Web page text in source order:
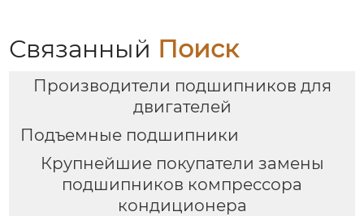
Связанный Поиск
Производители подшипников для
двигателей
Подъемные подшипники
Крупнейшие покупатели замены
подшипников компрессора
кондиционера